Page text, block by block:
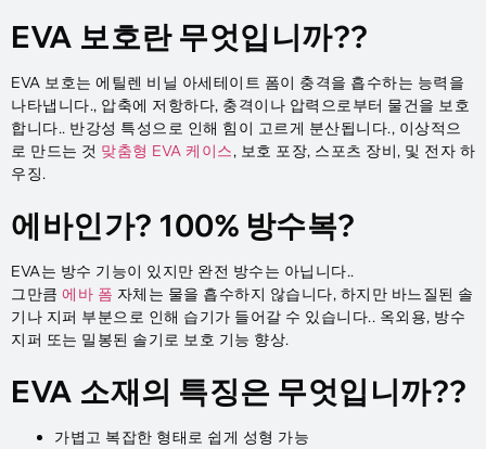
EVA 보호란 무엇입니까??
EVA 보호는 에틸렌 비닐 아세테이트 폼이 충격을 흡수하는 능력을
나타냅니다., 압축에 저항하다, 충격이나 압력으로부터 물건을 보호
합니다.. 반강성 특성으로 인해 힘이 고르게 분산됩니다., 이상적으
로 만드는 것 맞춤형 EVA 케이스, 보호 포장, 스포츠 장비, 및 전자 하
우징.
에바인가? 100% 방수복?
EVA는 방수 기능이 있지만 완전 방수는 아닙니다..
그만큼 에바 폼 자체는 물을 흡수하지 않습니다, 하지만 바느질된 솔
기나 지퍼 부분으로 인해 습기가 들어갈 수 있습니다.. 옥외용, 방수
지퍼 또는 밀봉된 솔기로 보호 기능 향상.
EVA 소재의 특징은 무엇입니까??
가볍고 복잡한 형태로 쉽게 성형 가능